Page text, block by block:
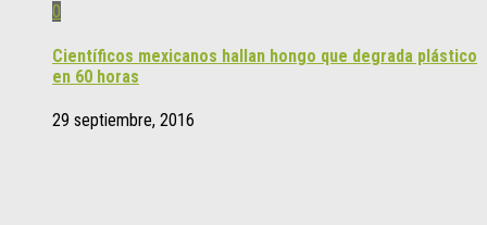
0
Científicos mexicanos hallan hongo que degrada plástico
en 60 horas
29 septiembre, 2016